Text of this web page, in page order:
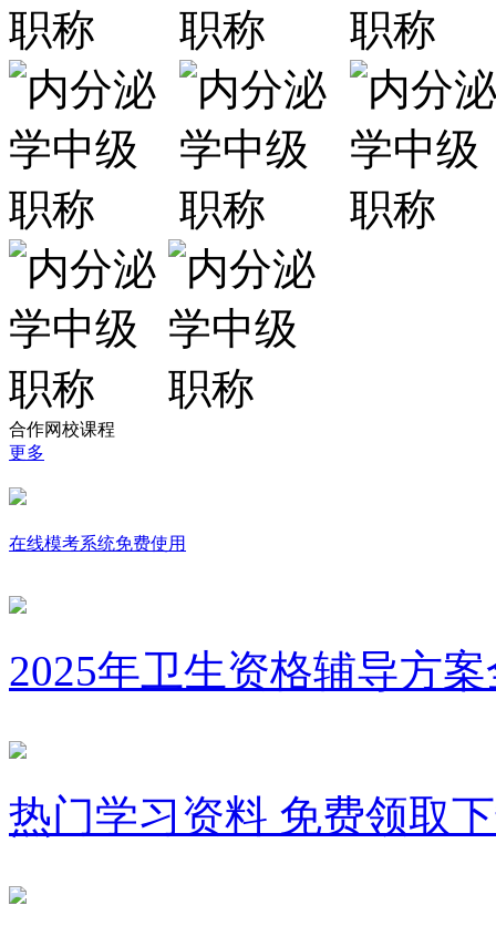
合作网校课程
更多
在线模考系统免费使用
2025年卫生资格辅导方
热门学习资料 免费领取